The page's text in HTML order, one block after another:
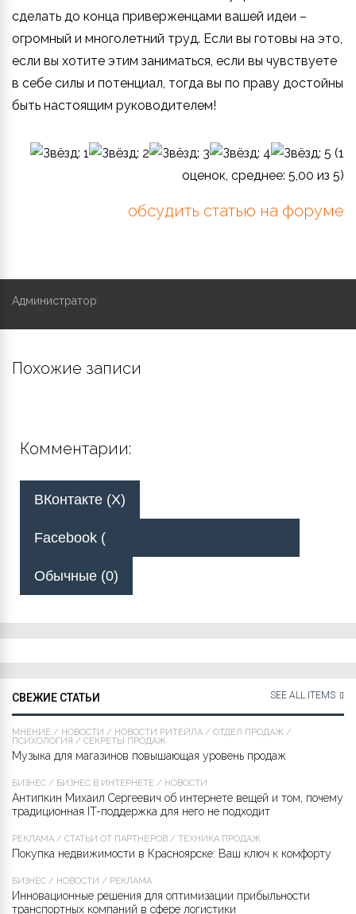
сделать до конца приверженцами вашей идеи –
огромный и многолетний труд. Если вы готовы на это,
если вы хотите этим заниматься, если вы чувствуете
в себе силы и потенциал, тогда вы по праву достойны
быть настоящим руководителем!
(1
оценок, среднее: 5,00 из 5)
обсудить статью на форуме
Администратор
Похожие записи
Комментарии:
ВКонтакте (X)
Facebook (
Обычные (0)
СВЕЖИЕ СТАТЬИ SEE ALL ITEMS
МНЕНИЕ / НОВОСТИ / НОВОСТИ РИТЕЙЛА / ОТДЕЛ ПРОДАЖ /
ПСИХОЛОГИЯ / СЕКРЕТЫ ПРОДАЖ
Музыка для магазинов повышающая уровень продаж
БИЗНЕС / БИЗНЕС В ИНТЕРНЕТЕ / НОВОСТИ
Антипкин Михаил Сергеевич об интернете вещей и том, почему
традиционная IT-поддержка для него не подходит
РЕКЛАМА / СТАТЬИ ОТ ПАРТНЁРОВ / ТЕХНИКА ПРОДАЖ
Покупка недвижимости в Красноярске: Ваш ключ к комфорту
БИЗНЕС / НОВОСТИ / РЕКЛАМА
Инновационные решения для оптимизации прибыльности
транспортных компаний в сфере логистики